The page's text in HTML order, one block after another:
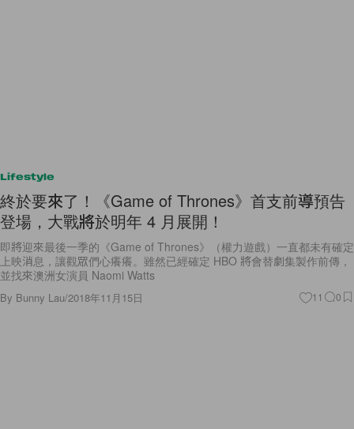
Lifestyle
終於要來了！《Game of Thrones》首支前導預告
登場，大戰將於明年 4 月展開！
即將迎來最後一季的《Game of Thrones》（權力遊戲）一直都未有確定
上映消息，讓觀眾們心癢癢。雖然已經確定 HBO 將會替劇集製作前傳，
並找來澳洲女演員 Naomi Watts
By Bunny Lau/2018年11月15日 11 0